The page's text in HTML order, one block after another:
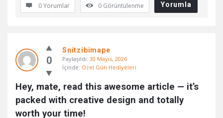
0 Yorumlar 0 Görüntülenme Yorumla
0
Snitzibimape
Paylaşıldı: 30 Mayıs, 2026
İçinde: Özel Gün Hediyeleri
Hey, mate, read this awesome article — it’s
packed with creative design and totally
worth your time!